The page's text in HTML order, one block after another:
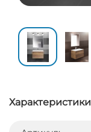
Характеристики